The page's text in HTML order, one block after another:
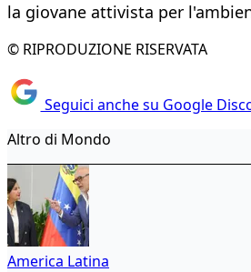
la giovane attivista per
© RIPRODUZIONE RISERVATA
Seguici anche su Google
Altro di Mondo
America Latina